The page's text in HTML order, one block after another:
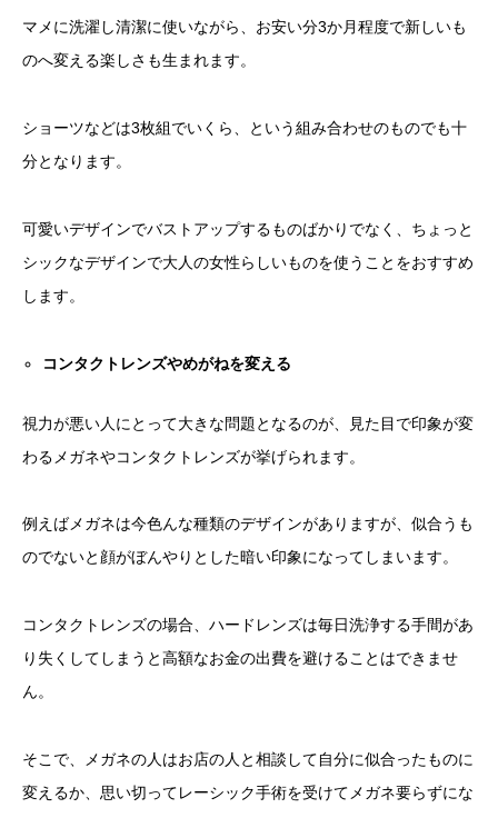
マメに洗濯し清潔に使いながら、お安い分3か月程度で新しいも
のへ変える楽しさも生まれます。
ショーツなどは3枚組でいくら、という組み合わせのものでも十
分となります。
可愛いデザインでバストアップするものばかりでなく、ちょっと
シックなデザインで大人の女性らしいものを使うことをおすすめ
します。
コンタクトレンズやめがねを変える
視力が悪い人にとって大きな問題となるのが、見た目で印象が変
わるメガネやコンタクトレンズが挙げられます。
例えばメガネは今色んな種類のデザインがありますが、似合うも
のでないと顔がぼんやりとした暗い印象になってしまいます。
コンタクトレンズの場合、ハードレンズは毎日洗浄する手間があ
り失くしてしまうと高額なお金の出費を避けることはできませ
ん。
そこで、メガネの人はお店の人と相談して自分に似合ったものに
変えるか、思い切ってレーシック手術を受けてメガネ要らずにな